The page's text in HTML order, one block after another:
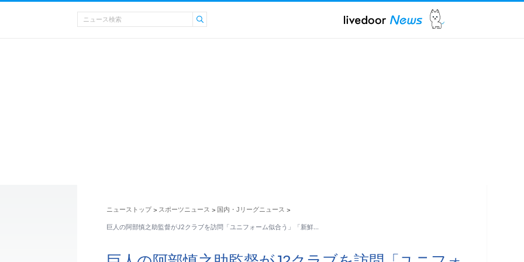
ニューストップ > スポーツニュース > 国内・Jリーグニュース >
巨人の阿部慎之助監督がJ2クラブを訪問「ユニフォーム似合う」「新鮮…